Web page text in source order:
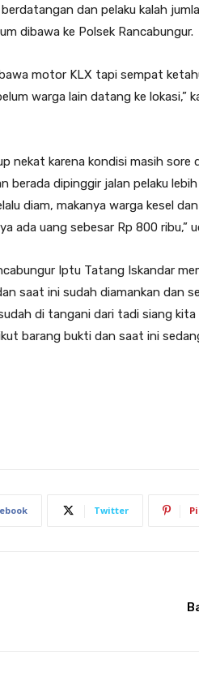
dan pelaku kalah
dibawa ke Polsek Rancabungur.
motor KLX tapi sempat
warga lain datang ke lokasi,”
nekat karena kondisi masih
berada dipinggir jalan pelaku
diam, makanya warga kesel
ada uang sebesar Rp 800 ribu,”
Iptu Tatang Iskandar
saat ini sudah diamankan dan
di tangani dari tadi siang
barang bukti dan saat ini
Twitter